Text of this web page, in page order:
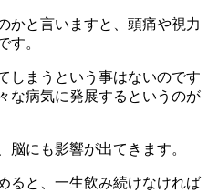
かと言いますと、頭痛や視力
す。
しまうという事はないのです
な病気に発展するというのが
脳にも影響が出てきます。
ると、一生飲み続けなければ